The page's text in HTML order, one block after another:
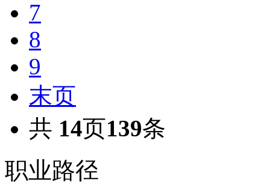
7
8
9
末页
共 14页139条
职业路径